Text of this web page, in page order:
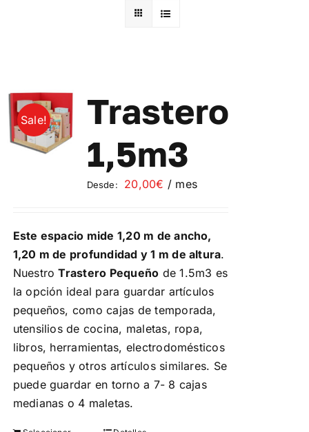
Contacto
Mi cuenta
Sale!
Trastero
1,5m3
Desde: 20,00€ / mes
Este espacio mide 1,20 m de ancho,
1,20 m de profundidad y 1 m de altura.
NuestroTrastero Pequeño de 1.5m3 es
la opción ideal para guardar artículos
pequeños, como cajas de temporada,
utensilios de cocina, maletas, ropa,
libros, herramientas, electrodomésticos
pequeños y otros artículos similares. Se
puede guardar en torno a 7- 8 cajas
medianas o 4 maletas.